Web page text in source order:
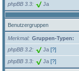
phpBB 3.3 Ja
Benutzergruppen
Merkmal
Gruppen-Typen:
phpBB 3.2
Ja [?]
phpBB 3.3 Ja [?]